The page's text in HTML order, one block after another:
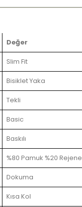
Değer
Slim Fit
Bisiklet Yaka
Tekli
Basic
Baskılı
%80 Pamuk %20 Rejene
Dokuma
Kısa Kol